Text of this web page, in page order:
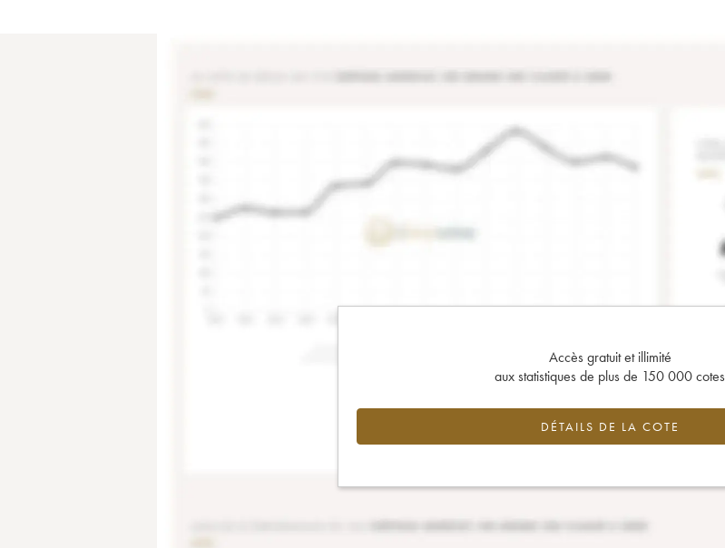
Accès gratuit et illimité
aux statistiques de plus de 150 000 cotes
DÉTAILS DE LA COTE